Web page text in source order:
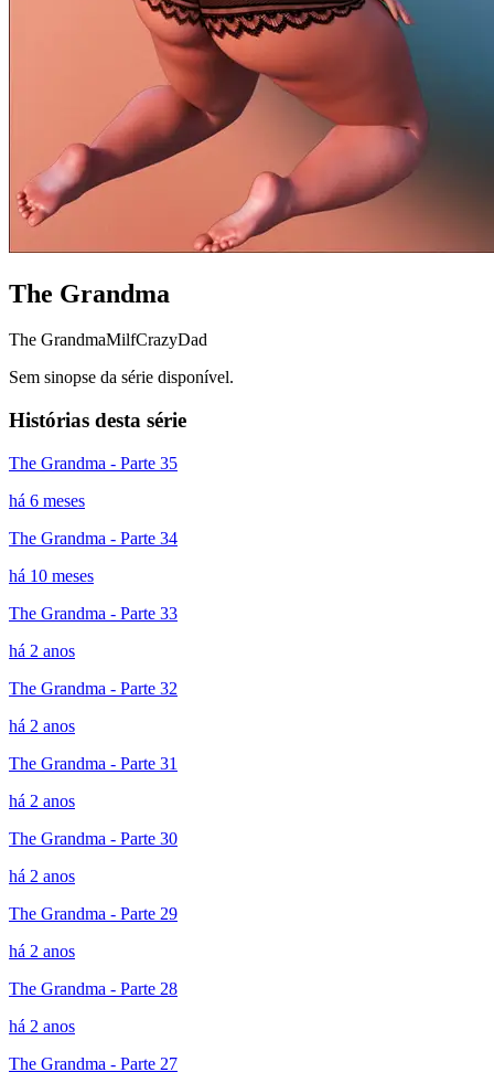
The Grandma
The GrandmaMilfCrazyDad
Sem sinopse da série disponível.
Histórias desta série
The Grandma - Parte 35
há 6 meses
The Grandma - Parte 34
há 10 meses
The Grandma - Parte 33
há 2 anos
The Grandma - Parte 32
há 2 anos
The Grandma - Parte 31
há 2 anos
The Grandma - Parte 30
há 2 anos
The Grandma - Parte 29
há 2 anos
The Grandma - Parte 28
há 2 anos
The Grandma - Parte 27